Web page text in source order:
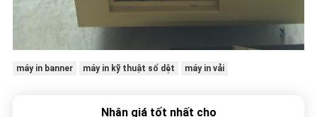
máy in banner máy in kỹ thuật số dệt máy in vải
Nhận giá tốt nhất cho